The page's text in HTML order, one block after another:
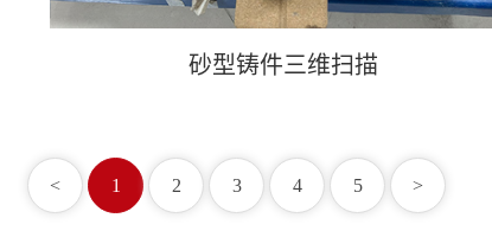
砂型铸件三维扫描
< 1 2 3 4 5 >